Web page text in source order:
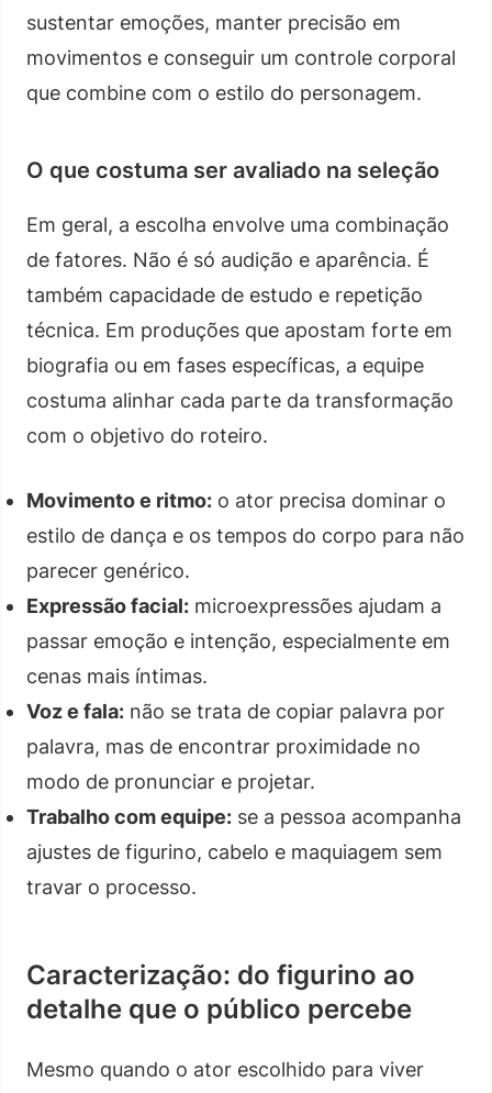
sustentar emoções, manter precisão em
movimentos e conseguir um controle corporal
que combine com o estilo do personagem.
O que costuma ser avaliado na seleção
Em geral, a escolha envolve uma combinação
de fatores. Não é só audição e aparência. É
também capacidade de estudo e repetição
técnica. Em produções que apostam forte em
biografia ou em fases específicas, a equipe
costuma alinhar cada parte da transformação
com o objetivo do roteiro.
Movimento e ritmo: o ator precisa dominar o
estilo de dança e os tempos do corpo para não
parecer genérico.
Expressão facial: microexpressões ajudam a
passar emoção e intenção, especialmente em
cenas mais íntimas.
Voz e fala: não se trata de copiar palavra por
palavra, mas de encontrar proximidade no
modo de pronunciar e projetar.
Trabalho com equipe: se a pessoa acompanha
ajustes de figurino, cabelo e maquiagem sem
travar o processo.
Caracterização: do figurino ao
detalhe que o público percebe
Mesmo quando o ator escolhido para viver